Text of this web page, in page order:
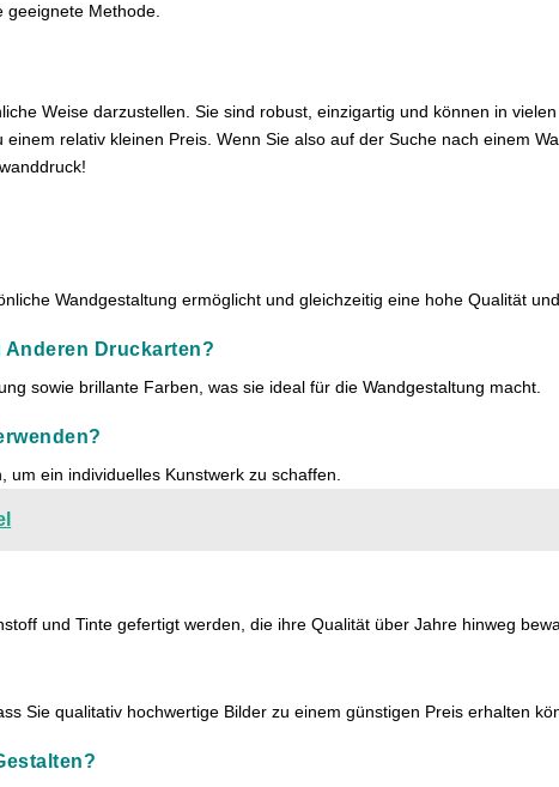
geeignete Methode.
Weise darzustellen. Sie sind robust, einzigartig und können in
relativ kleinen Preis. Wenn Sie also auf der Suche nach einem
Wandgestaltung ermöglicht und gleichzeitig eine hohe Qualität
Anderen Druckarten?
sowie brillante Farben, was sie ideal für die Wandgestaltung macht.
ein individuelles Kunstwerk zu schaffen.
und Tinte gefertigt werden, die ihre Qualität über Jahre hinweg
Sie qualitativ hochwertige Bilder zu einem günstigen Preis erhalten